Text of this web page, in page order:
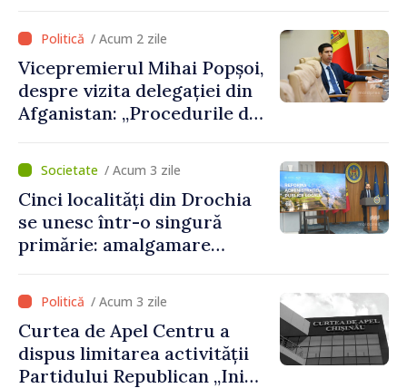
parcursul lunii august
/ Acum 2 zile
Vicepremierul Mihai Popșoi,
despre vizita delegației din
Afganistan: „Procedurile de
respectate întocmai. Nu s-
au constatat încălcări ale
prevederilor legale”
/ Acum 3 zile
Cinci localități din Drochia
se unesc într-o singură
primărie: amalgamare
stimulente de peste 28 de
milioane de lei oferite de
Guvern
/ Acum 3 zile
Curtea de Apel Centru a
dispus limitarea activității
Partidului Republican „Inima